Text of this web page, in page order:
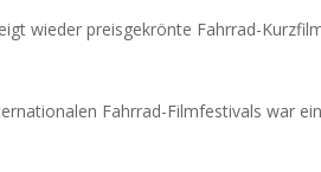
wieder preisgekrönte Fahrrad-
Fahrrad-Filmfestivals war